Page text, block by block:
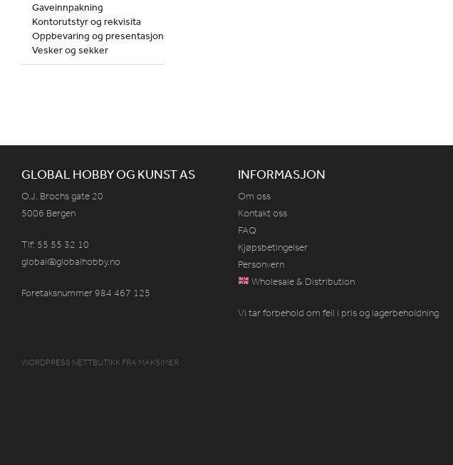
Gaveinnpakning
Kontorutstyr og rekvisita
Oppbevaring og presentasjon
Vesker og sekker
GLOBAL HOBBY OG KUNST AS
O.J. Brochs gate 20
5006 Bergen
Tlf: 55 55 32 10
global@globalhobby.no
Foretaksnummer 984 467 125
INFORMASJON
Om oss
Kontakt oss
FAQ
Kjøpsbetingelser
Personvern
Wholesale & Distribution
Vi tar forbehold om feil i pris og lagerbeholdning
WORDPRESS NETTBUTIKK FRA MAKSIMER